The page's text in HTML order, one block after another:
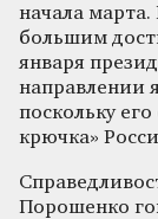
начала марта.
большим
января
направлении
поскольку его
крючка»
Порошенко